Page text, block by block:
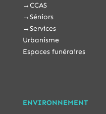
→CCAS
→Séniors
→Services
Urbanisme
Espaces funéraires
ENVIRONNEMENT